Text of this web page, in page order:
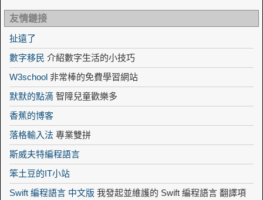
友情鏈接
扯遠了
數字移民 介紹數字生活的小技巧
W3school 非常棒的免費學習網站
默默的點滴 智障兒童歡樂多
香蕉的博客
落格輸入法 專業雙拼
斯威夫特編程語言
笨土豆的IT小站
Swift 編程語言 中文版 我發起並維護的 Swift 編程語言 翻譯項